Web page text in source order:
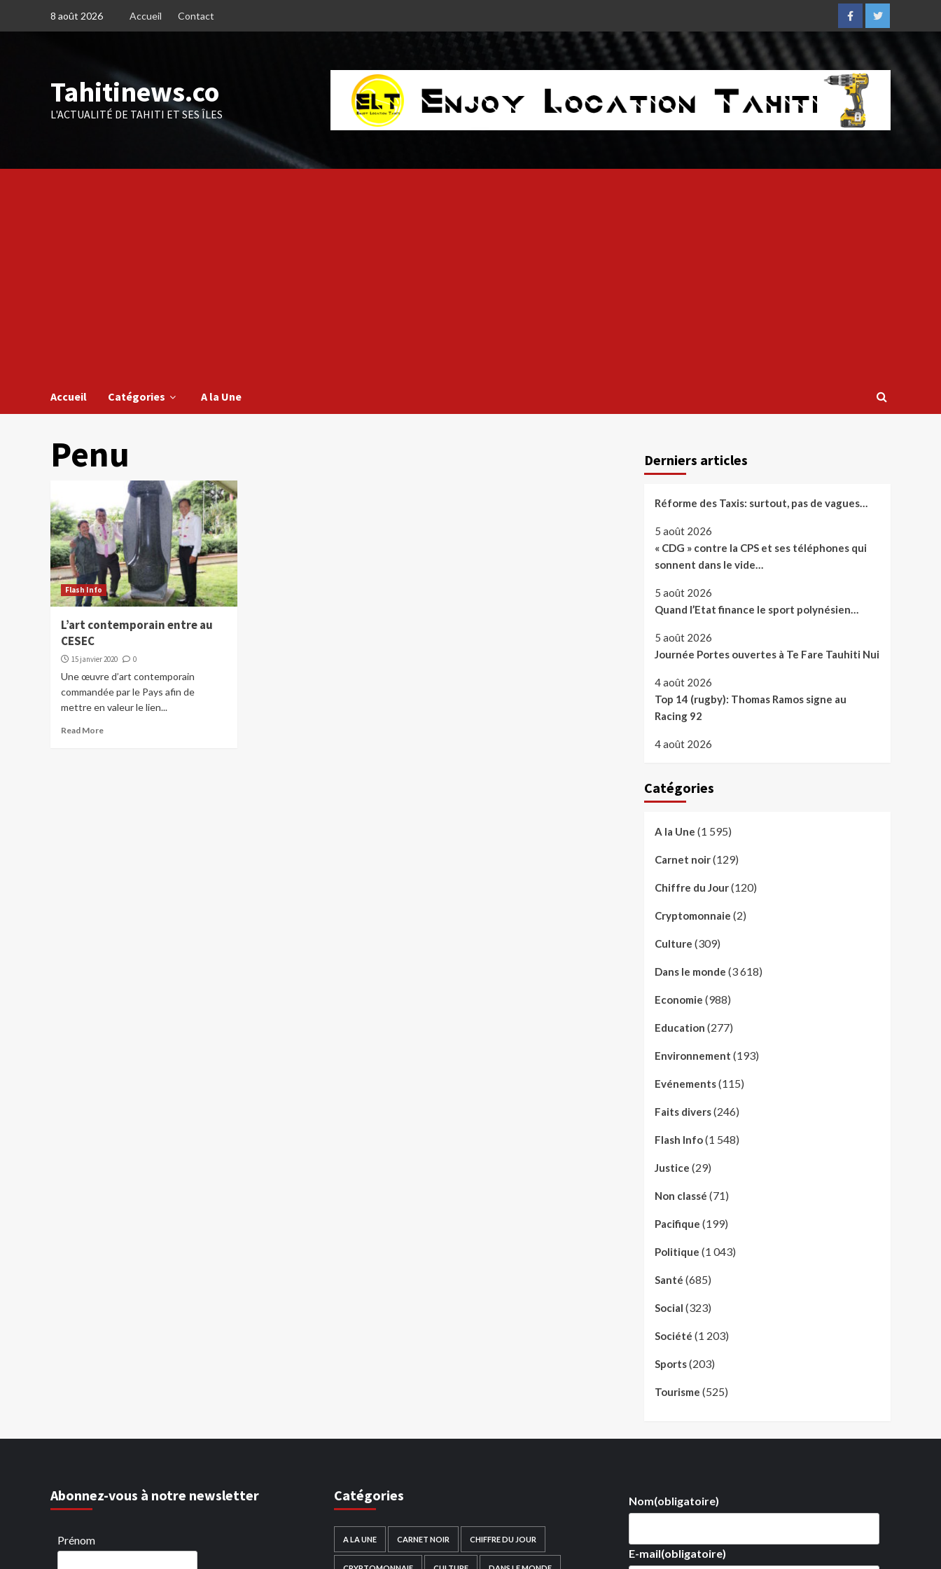
8 août 2026 Accueil Contact
FacebookTwitter
Tahitinews.co
L'ACTUALITÉ DE TAHITI ET SES ÎLES
Accueil Catégories A la Une
Penu
Flash Info
L’art contemporain entre au
CESEC
15 janvier 2020 0
Une œuvre d’art contemporain
commandée par le Pays afin de
mettre en valeur le lien...
Read More
Derniers articles
Réforme des Taxis: surtout, pas de vagues…
5 août 2026
« CDG » contre la CPS et ses téléphones qui
sonnent dans le vide…
5 août 2026
Quand l’Etat finance le sport polynésien…
5 août 2026
Journée Portes ouvertes à Te Fare Tauhiti Nui
4 août 2026
Top 14 (rugby): Thomas Ramos signe au
Racing 92
4 août 2026
Catégories
A la Une (1 595)
Carnet noir(129)
Chiffre du Jour(120)
Cryptomonnaie (2)
Culture (309)
Dans le monde (3 618)
Economie (988)
Education (277)
Environnement (193)
Evénements(115)
Faits divers(246)
Flash Info(1 548)
Justice (29)
Non classé (71)
Pacifique (199)
Politique (1 043)
Santé (685)
Social (323)
Société (1 203)
Sports(203)
Tourisme (525)
Abonnez-vous à notre newsletter
Prénom
Catégories
A LA UNE CARNET NOIR CHIFFRE DU JOUR
Nom(obligatoire)
E-mail(obligatoire)